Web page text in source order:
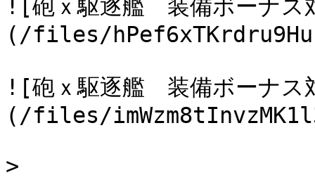
![砲ｘ駆逐艦　装備ボーナ
(/files/
![砲ｘ駆逐艦　装備ボーナ
(/files/
>